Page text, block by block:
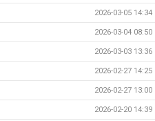
2026-03-05 14:34
2026-03-04 08:50
2026-03-03 13:36
2026-02-27 14:25
2026-02-27 13:00
2026-02-20 14:39